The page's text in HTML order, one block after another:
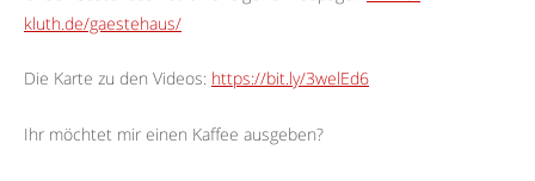
kluth.de/gaestehaus/
Die Karte zu den Videos: https://bit.ly/3welEd6
Ihr möchtet mir einen Kaffee ausgeben?